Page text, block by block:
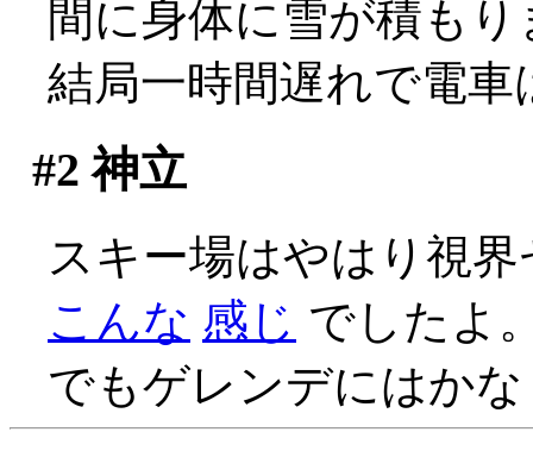
間に身体に雪が積も
結局一時間遅れで電車
#2 神立
スキー場はやはり視
こんな 感じ でしたよ
でもゲレンデにはか